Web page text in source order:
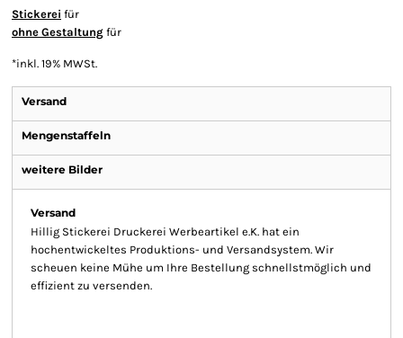
Stickerei für
ohne Gestaltung für
*inkl. 19% MWSt.
Versand
Mengenstaffeln
weitere Bilder
Versand
Hillig Stickerei Druckerei Werbeartikel e.K. hat ein
hochentwickeltes Produktions- und Versandsystem. Wir
scheuen keine Mühe um Ihre Bestellung schnellstmöglich und
effizient zu versenden.